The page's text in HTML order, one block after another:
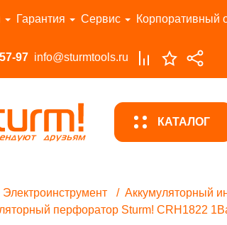
Гарантия Сервис Корпоративный
97 info@sturmtools.ru
КАТАЛОГ
Электроинструмент Аккумуляторный
перфоратор Sturm! CRH1822